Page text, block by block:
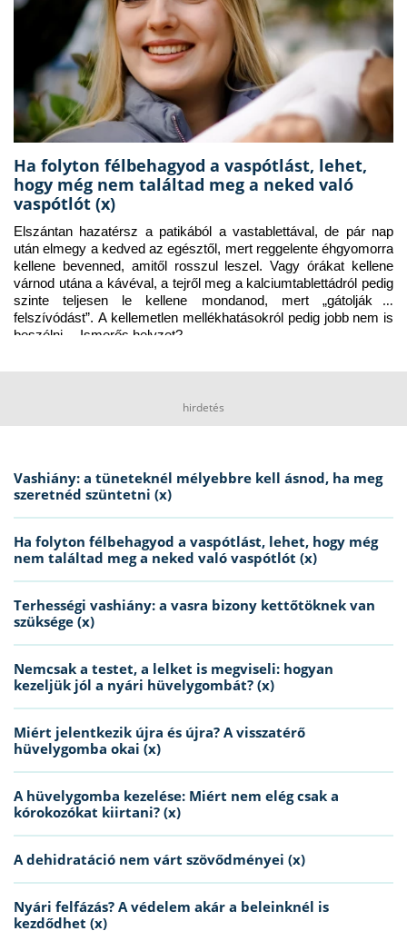
Ha folyton félbehagyod a vaspótlást, lehet,
hogy még nem találtad meg a neked való
vaspótlót (x)
Elszántan hazatérsz a patikából a vastablettával, de pár nap
után elmegy a kedved az egésztől, mert reggelente éhgyomorra
kellene bevenned, amitől rosszul leszel. Vagy órákat kellene
várnod utána a kávéval, a tejről meg a kalciumtablettádról pedig
szinte teljesen le kellene mondanod, mert „gátolják a
felszívódást”. A kellemetlen mellékhatásokról pedig jobb nem is
beszélni… Ismerős helyzet?
hirdetés
Vashiány: a tüneteknél mélyebbre kell ásnod, ha meg
szeretnéd szüntetni (x)
Ha folyton félbehagyod a vaspótlást, lehet, hogy még
nem találtad meg a neked való vaspótlót (x)
Terhességi vashiány: a vasra bizony kettőtöknek van
szüksége (x)
Nemcsak a testet, a lelket is megviseli: hogyan
kezeljük jól a nyári hüvelygombát? (x)
Miért jelentkezik újra és újra? A visszatérő
hüvelygomba okai (x)
A hüvelygomba kezelése: Miért nem elég csak a
kórokozókat kiirtani? (x)
A dehidratáció nem várt szövődményei (x)
Nyári felfázás? A védelem akár a beleinknél is
kezdődhet (x)